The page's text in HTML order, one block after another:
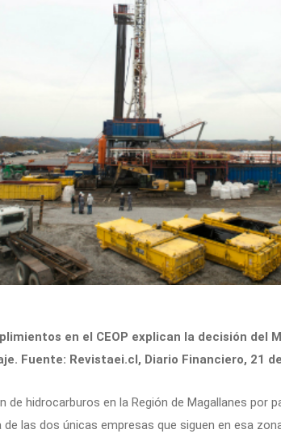
en el CEOP explican la decisión del
Fuente: Revistaei.cl, Diario Financiero, 21
de hidrocarburos en la Región de Magallanes por
las dos únicas empresas que siguen en esa